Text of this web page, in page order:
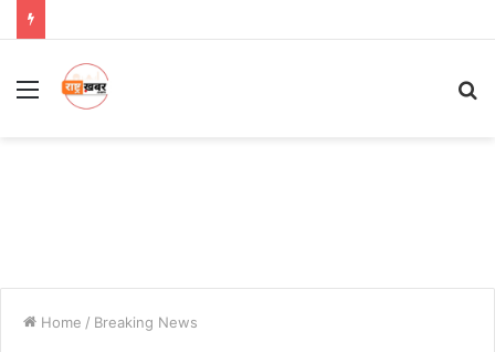
Menu
Home / Breaking News